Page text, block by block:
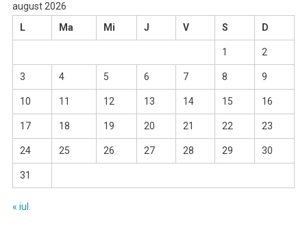
august 2026
L
Ma Mi J V S D
1 2
3 4 5 6 7 8 9
10 11 12 13 14 15 16
17 18 19 20 21 22 23
24 25 26 27 28 29 30
31
« iul.